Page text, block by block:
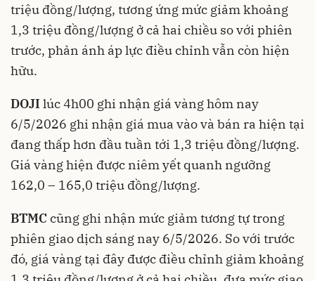
triệu đồng/lượng, tương ứng mức giảm khoảng
1,3 triệu đồng/lượng ở cả hai chiều so với phiên
trước, phản ánh áp lực điều chỉnh vẫn còn hiện
hữu.
DOJI lúc 4h00 ghi nhận giá vàng hôm nay
6/5/2026 ghi nhận giá mua vào và bán ra hiện tại
đang thấp hơn đầu tuần tới 1,3 triệu đồng/lượng.
Giá vàng hiện được niêm yết quanh ngưỡng
162,0 – 165,0 triệu đồng/lượng.
BTMC cũng ghi nhận mức giảm tương tự trong
phiên giao dịch sáng nay 6/5/2026. So với trước
đó, giá vàng tại đây được điều chỉnh giảm khoảng